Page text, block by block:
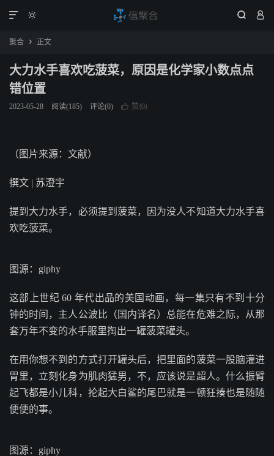
  

聚合  正文
大力水手喜欢吃菠菜，原因是化学家小数点点
错位置
2023-05-28 阅读(185) 评论(0)  赞(0)
（图片来源：文献）
撰文 | 苏澄宇
提到大力水手，必须提到菠菜，因为没人不知道大力水手喜
欢吃菠菜。
图源：giphy
这部上世纪 60 年代出品的美国动画，每一集只有不到十分
钟的时间，主人公波比（国内译名）总能在危难之际，从那
套万年不变的水手服里掏出一罐菠菜罐头。
在用你想不到的方式打开罐头后，把里面的菠菜一股脑灌进
胃里，立刻化身为肌肉猛男，不，应该说是超人。什么振臂
起飞都是小儿科，抡起大白鲨的尾巴就是一顿狂揍也是随随
便便的事。
图源：giphy